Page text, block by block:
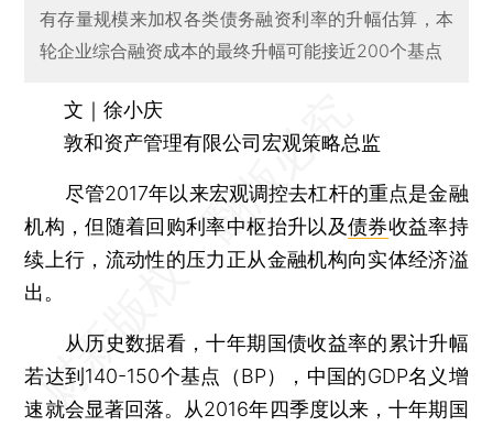
有存量规模来加权各类债务融资利率的升幅估算，本
轮企业综合融资成本的最终升幅可能接近200个基点
文｜徐小庆
敦和资产管理有限公司宏观策略总监
尽管2017年以来宏观调控去杠杆的重点是金融
机构，但随着回购利率中枢抬升以及债券收益率持
续上行，流动性的压力正从金融机构向实体经济溢
出。
从历史数据看，十年期国债收益率的累计升幅
若达到140-150个基点（BP），中国的GDP名义增
速就会显著回落。从2016年四季度以来，十年期国